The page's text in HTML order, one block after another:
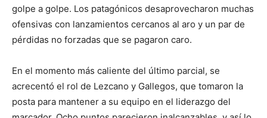
golpe a golpe. Los patagónicos desaprovecharon muchas
ofensivas con lanzamientos cercanos al aro y un par de
pérdidas no forzadas que se pagaron caro.
En el momento más caliente del último parcial, se
acrecentó el rol de Lezcano y Gallegos, que tomaron la
posta para mantener a su equipo en el liderazgo del